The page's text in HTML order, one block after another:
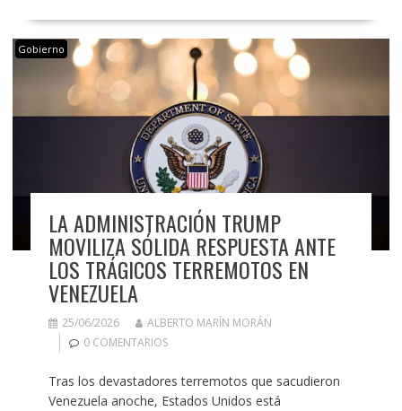
Gobierno
LA ADMINISTRACIÓN TRUMP
MOVILIZA SÓLIDA RESPUESTA ANTE
LOS TRÁGICOS TERREMOTOS EN
VENEZUELA
25/06/2026
ALBERTO MARÍN MORÁN
0 COMENTARIOS
Tras los devastadores terremotos que sacudieron
Venezuela anoche, Estados Unidos está